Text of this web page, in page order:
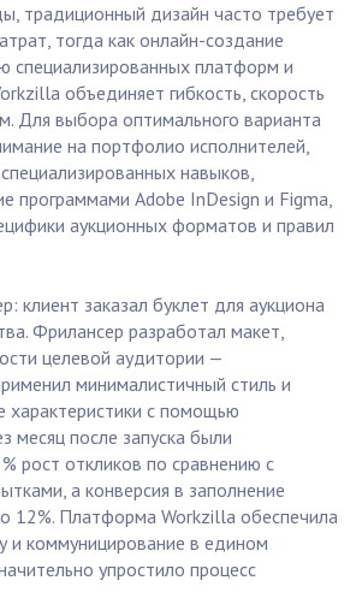
традиционный дизайн часто требует
тогда как онлайн-создание
специализированных платформ и
объединяет гибкость, скорость
Для выбора оптимального варианта
на портфолио исполнителей,
навыков,
программами Adobe InDesign и Figma,
аукционных форматов и правил
клиент заказал буклет для аукциона
Фрилансер разработал макет,
целевой аудитории —
минималистичный стиль и
характеристики с помощью
месяц после запуска были
рост откликов по сравнению с
а конверсия в заполнение
12%. Платформа Workzilla обеспечила
и коммуницирование в едином
упростило процесс